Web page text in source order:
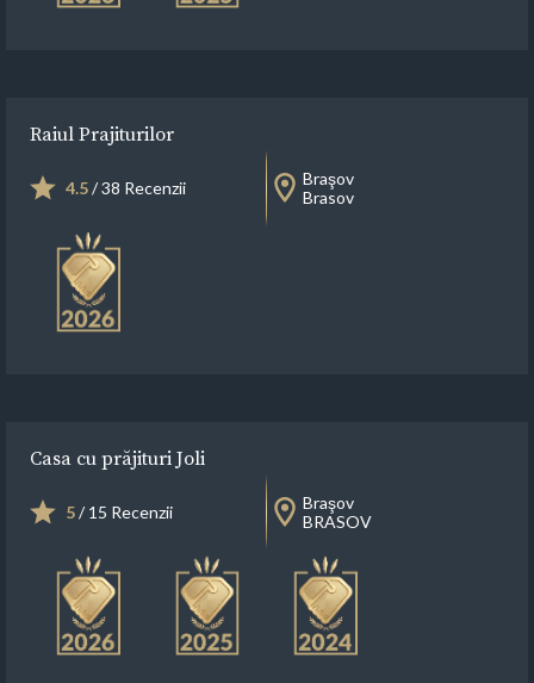
Raiul Prajiturilor
4.5/ 38 Recenzii
Braşov
Brasov
Casa cu prăjituri Joli
5/ 15 Recenzii
Braşov
BRASOV